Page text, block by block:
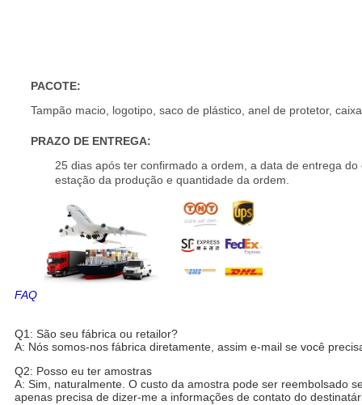
PACOTE:
Tampão macio, logotipo, saco de plástico, anel de protetor,
PRAZO DE ENTREGA:
25 dias após ter confirmado a ordem, a data de entrega
estação da produção e quantidade da ordem.
FAQ
Q1: São seu fábrica ou retailor?
A: Nós somos-nos fábrica diretamente, assim e-mail se você
Q2: Posso eu ter amostras
A: Sim, naturalmente. O custo da amostra pode ser reembolsado
apenas precisa de dizer-me a informações de contato do